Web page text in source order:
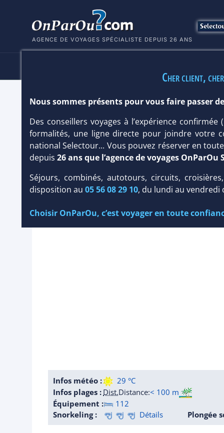
AGENCE DE VOYAGES SPÉCIALISTE DEPUIS 26 ANS
HÔTEL ELLAIDHOO BY CINNAMON
Île : Taillepetite/ TypeLoisirs,Robinson
Infos météo : 29 °C
Infos plages : Dist.Distance:< 100 m
Équipement :
112
Snorkeling :
Détails Plongée
Cher client,
Nous sommes présents pour vous faire passer
Des conseillers voyages à l’expérience
formalités, une ligne directe pour joindre votre
national Selectour... Vous pouvez réserver en
depuis 26 ans que l’agence de voyages OnParOu
Séjours, combinés, autotours, circuits,
disposition au 05 56 08 29 10, du lundi au vendredi
Choisir OnParOu, c’est voyager en toute